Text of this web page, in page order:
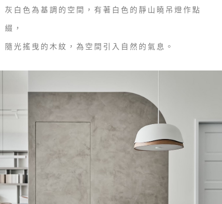
灰白色為基調的空間，有著白色的靜山曉吊燈作點
綴，
隨光搖曳的木紋，為空間引入自然的氣息。